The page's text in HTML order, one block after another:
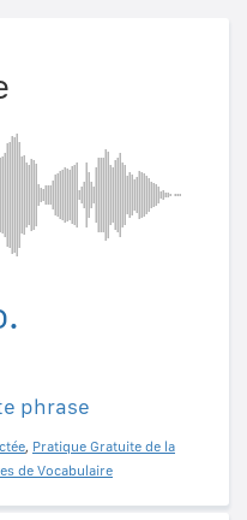
phrase
, Pratique Gratuite de la
de Vocabulaire